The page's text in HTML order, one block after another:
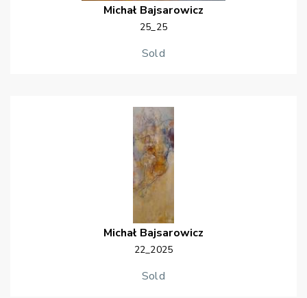
Michał Bajsarowicz
25_25
Sold
Michał Bajsarowicz
22_2025
Sold